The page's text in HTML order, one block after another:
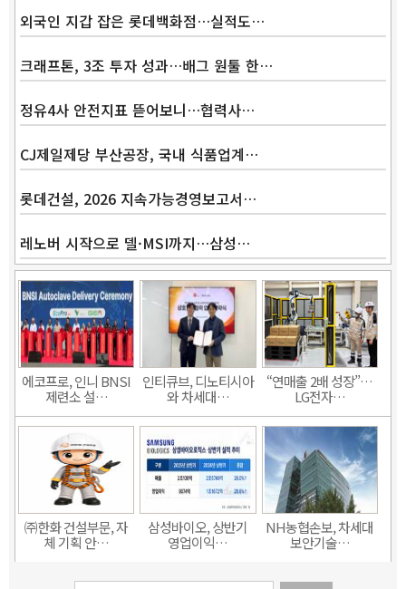
외국인 지갑 잡은 롯데백화점…실적도…
크래프톤, 3조 투자 성과…배그 원툴 한…
정유4사 안전지표 뜯어보니…협력사…
CJ제일제당 부산공장, 국내 식품업계…
롯데건설, 2026 지속가능경영보고서…
레노버 시작으로 델·MSI까지…삼성…
에코프로, 인니 BNSI
제련소 설…
인티큐브, 디노티시아
와 차세대…
“연매출 2배 성장”…
LG전자…
㈜한화 건설부문, 자
체 기획 안…
삼성바이오, 상반기
영업이익…
NH농협손보, 차세대
보안기술…